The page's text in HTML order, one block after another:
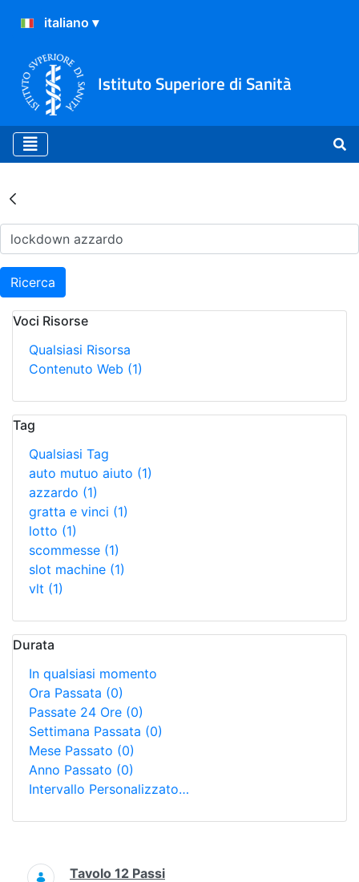
Istituto Superiore di Sanità
Risultati della Ricerca -
Ricerca
Voci Risorse
Qualsiasi Risorsa
Contenuto Web (1)
Tag
Qualsiasi Tag
auto mutuo aiuto (1)
azzardo (1)
gratta e vinci (1)
lotto (1)
scommesse (1)
slot machine (1)
vlt (1)
Durata
In qualsiasi momento
Ora Passata (0)
Passate 24 Ore (0)
Settimana Passata (0)
Mese Passato (0)
Anno Passato (0)
Intervallo Personalizzato…
Ricerca
Tavolo 12 Passi